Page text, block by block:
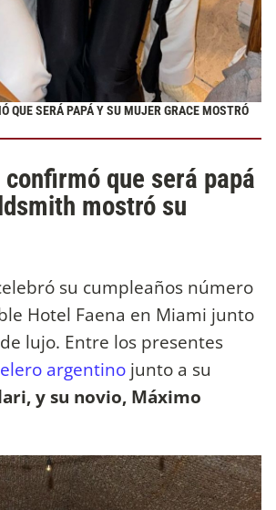
QUE SERÁ PAPÁ Y SU MUJER GRACE MOSTRÓ
confirmó que será papá
mostró su
su cumpleaños número
Hotel Faena en Miami junto
lujo. Entre los presentes
argentino junto a su
y su novio, Máximo